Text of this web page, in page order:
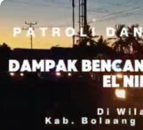
Serahkan SK Plt
Empat Pejabat Pemkab
Bolmong